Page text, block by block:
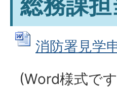
消防署見学
(Word様式で